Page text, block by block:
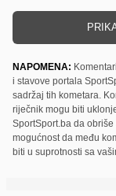
NAPOMENA:
i stavove portala
sadržaj tih kometara.
riječnik mogu biti
SportSport.ba da
mogućnost da među
biti u suprotnosti sa